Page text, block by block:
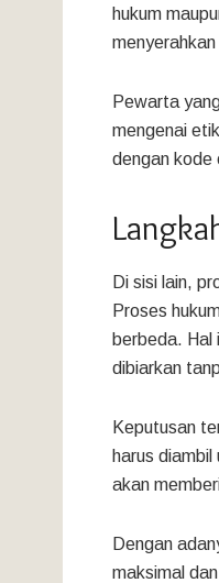
hukum
Pewarta
mengenai
dengan kode
Di sisi lain,
Proses
berbeda. Hal
dibiarkan
Keputusan
harus
akan
Dengan
maksimal